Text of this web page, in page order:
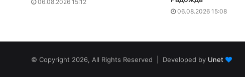
06.08.2026 15:12
06.08.2026 15:08
© Copyright 2026, All Rights Reserved | Developed by Unet